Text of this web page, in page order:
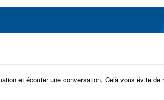
et écouter une conversation, Celà vous évite de